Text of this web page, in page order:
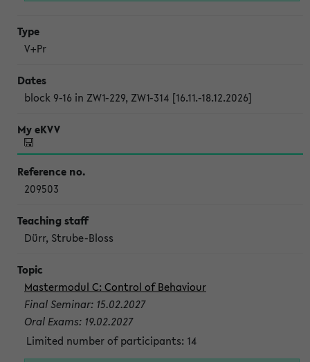
V+Pr
block 9-16 in ZW1-229, ZW1-314 [16.11.-18.12.2026]
209503
Dürr, Strube-Bloss
Mastermodul C: Control of Behaviour
Final Seminar: 15.02.2027
Oral Exams: 19.02.2027
Limited number of participants: 14